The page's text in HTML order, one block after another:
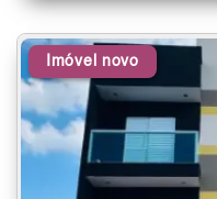
Imóvel novo